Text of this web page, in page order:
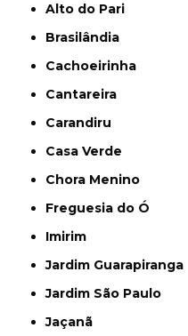
Alto do Pari
Brasilândia
Cachoeirinha
Cantareira
Carandiru
Casa Verde
Chora Menino
Freguesia do Ó
Imirim
Jardim Guarapiranga
Jardim São Paulo
Jaçanã